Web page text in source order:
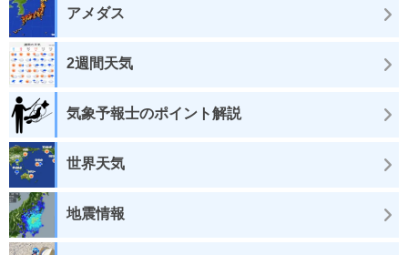
アメダス
2週間天気
気象予報士のポイント解説
世界天気
地震情報